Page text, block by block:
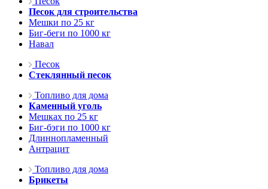
Песок для строительства
Мешки по 25 кг
Биг-беги по 1000 кг
Навал
Песок
Стеклянный песок
Топливо для дома
Каменный уголь
Мешках по 25 кг
Биг-бэги по 1000 кг
Длиннопламенный
Антрацит
Топливо для дома
Брикеты